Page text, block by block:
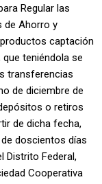
Regular las
de Ahorro y
captación
teniéndola se
transferencias
de diciembre de
o retiros
de dicha fecha,
doscientos días
Distrito Federal,
Cooperativa